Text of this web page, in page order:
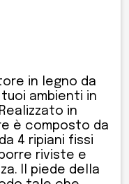
in legno da
ambienti in
in
è composto da
4 ripiani fissi
riviste e
Il piede della